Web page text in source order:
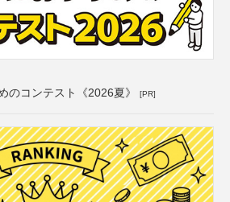
のコンテスト《2026夏》 [PR]